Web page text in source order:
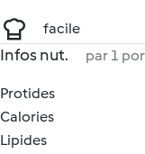
facile
Infos nut. par 1
Protides
Calories
Lipides